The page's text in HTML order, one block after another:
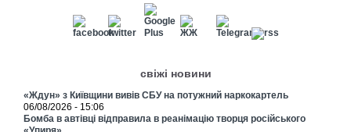
свіжі новини
«Ждун» з Київщини вивів СБУ на потужний наркокартель
06/08/2026 - 15:06
Бомба в автівці відправила в реанімацію творця російського